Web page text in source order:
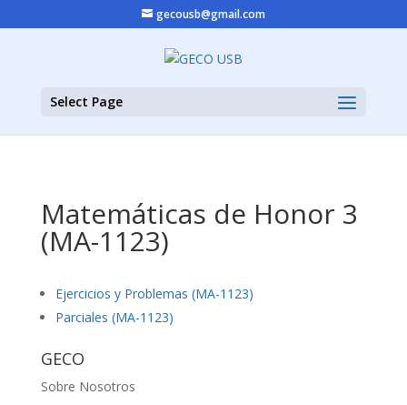
gecousb@gmail.com
Select Page
Matemáticas de Honor 3
(MA-1123)
Ejercicios y Problemas (MA-1123)
Parciales (MA-1123)
GECO
Sobre Nosotros